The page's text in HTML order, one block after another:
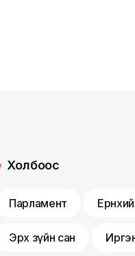
Холбоос
Парламент
Эрх зүйн сан